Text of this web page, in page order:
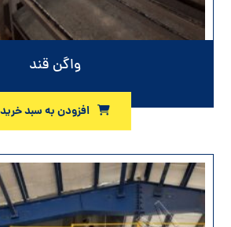
واگن قند
افزودن به سبد خرید